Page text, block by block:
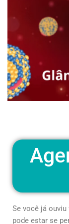
Se você já
pode estar se